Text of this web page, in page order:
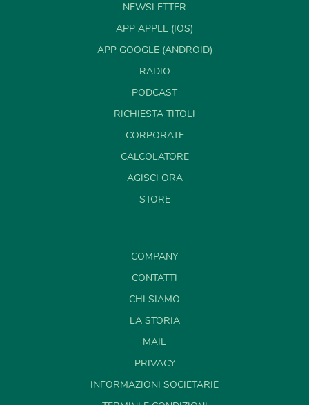
NEWSLETTER
APP APPLE (IOS)
APP GOOGLE (ANDROID)
RADIO
PODCAST
RICHIESTA TITOLI
CORPORATE
CALCOLATORE
AGISCI ORA
STORE
COMPANY
CONTATTI
CHI SIAMO
LA STORIA
MAIL
PRIVACY
INFORMAZIONI SOCIETARIE